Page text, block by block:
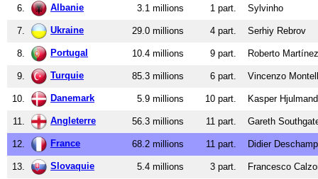
6. Albanie 3.1 millions 1 part. Sylvinho
7. Ukraine 29.0 millions 4 part. Serhiy Rebrov
8. Portugal 10.4 millions 9 part. Roberto Martínez
9. Turquie 85.3 millions 6 part. Vincenzo
10. Danemark 5.9 millions 10 part. Kasper Hjulmand
11. Angleterre 56.3 millions 11 part. Gareth
12. France 68.2 millions 11 part. Didier
13. Slovaquie 5.4 millions 3 part. Francesco